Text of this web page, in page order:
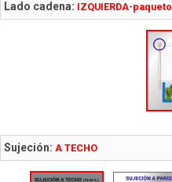
Lado cadena: IZQUIERDA-paqueto
Sujeción: A TECHO